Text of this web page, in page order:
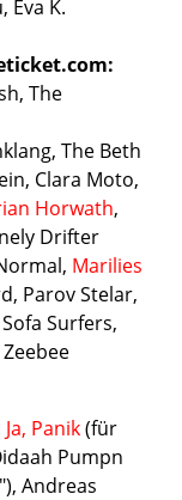
Eva K.
The
The Beth
Clara Moto,
Horwath,
Drifter
Marilies
Parov Stelar,
Surfers,
Zeebee
Ja, Panik(für
Pumpn
Andreas